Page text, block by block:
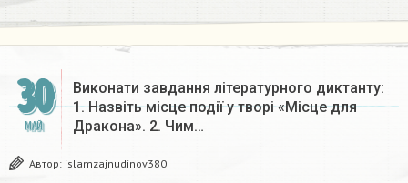
30
МАЙ
Виконати завдання літературного диктанту:
1. Назвіть місце події у творі «Місце для
Дракона». 2. Чим…
Автор: islamzajnudinov380